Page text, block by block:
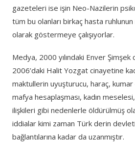
gazeteleri ise işin Neo-Nazilerin
tüm bu olanları birkaç hasta
olarak göstermeye çalışıyorlar.
Medya, 2000 yılındaki Enver Şimşek
2006’daki Halit Yozgat cinayetine
maktullerin uyuşturucu, haraç, kumar
mafya hesaplaşması, kadın
ilişkileri gibi nedenlerle öldürülmüş
iddialar kimi zaman Türk derin
bağlantılarına kadar da uzanmıştır.